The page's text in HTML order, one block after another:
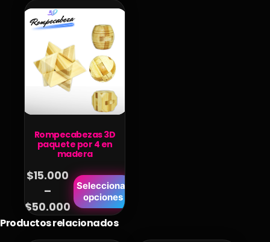
Rompecabezas 3D
paquete por 4 en
madera
$15.000
–
$50.000
Price
range:
$15.000
Seleccionar
opciones
Este
producto
tiene
múltiples
Productos relacionados